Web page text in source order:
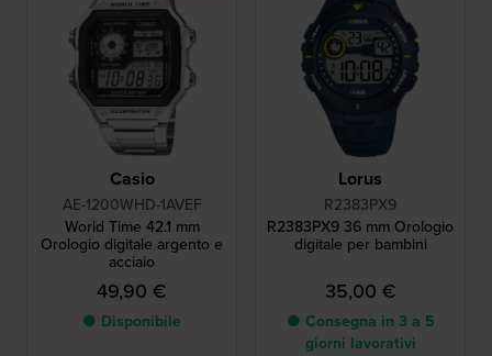
Casio
AE-1200WHD-1AVEF
World Time 42.1 mm
Orologio digitale argento e
acciaio
49,90 €
● Disponibile
Lorus
R2383PX9
R2383PX9 36 mm Orologio
digitale per bambini
35,00 €
● Consegna in 3 a 5
giorni lavorativi